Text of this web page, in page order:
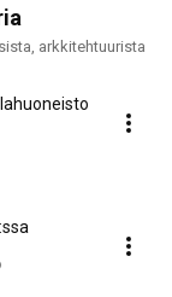
arkkitehtuurista